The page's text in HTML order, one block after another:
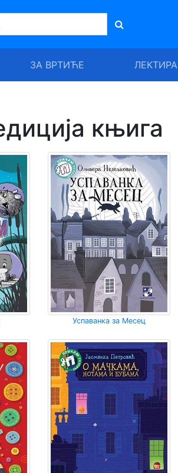
ЗА ВРТИЋЕ ЛЕКТИРА
књига
Успаванка за Месец